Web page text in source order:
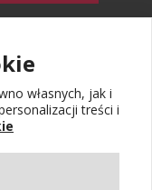
własnych, jak i
treści i